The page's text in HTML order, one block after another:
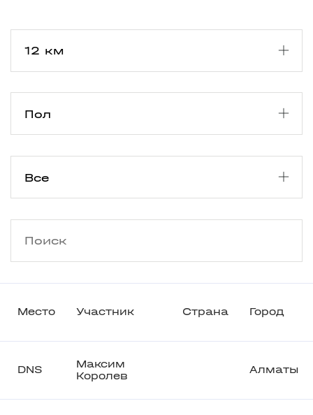
Место Участник Страна Город
DNS
Максим
Королев
Алматы